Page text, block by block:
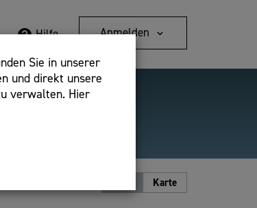
Sie in unserer
und direkt unsere
verwalten. Hier
Hilfe Anmelden
Detailsuche
Karte